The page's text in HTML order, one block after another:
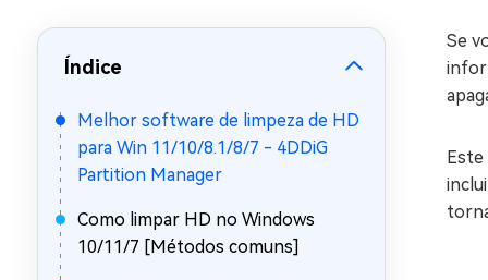
Índice
Melhor software de limpeza de HD
para Win 11/10/8.1/8/7 - 4DDiG
Partition Manager
Como limpar HD no Windows
10/11/7 [Métodos comuns]
Se
Este